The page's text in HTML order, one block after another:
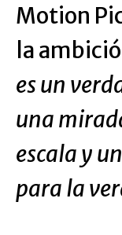
Motion
la
es un
una
escala y
para la